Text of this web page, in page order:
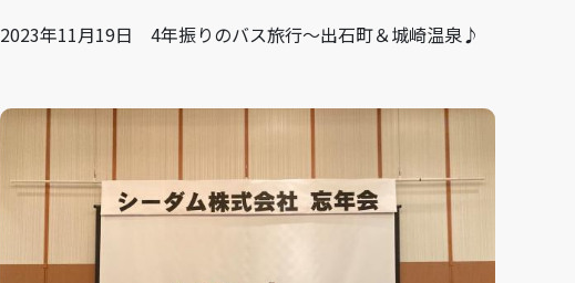
2023年11月19日 4年振りのバス旅行～出石町＆城崎温泉♪